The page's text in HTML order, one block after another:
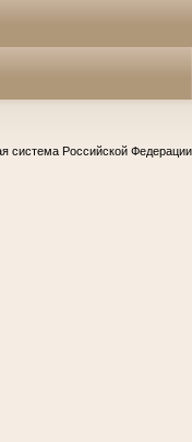
система Российской